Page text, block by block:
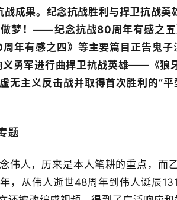
成果。纪念抗战胜利与捍卫抗战
梦！——纪念抗战80周年有感之
有感之四》等主要篇目正告鬼子
义勇军进行曲捍卫抗战英雄——《狼
无主义反击战并取得首次胜利的“
题
伟人，历来是本人笔耕的重点，而
，从伟人逝世48周年到伟人诞辰